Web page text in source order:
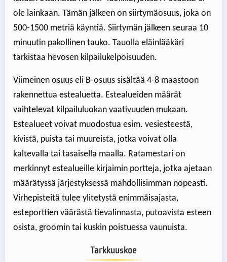
ole lainkaan. Tämän jälkeen on siirtymäosuus, joka on
500-1500 metriä käyntiä. Siirtymän jälkeen seuraa 10
minuutin pakollinen tauko. Tauolla eläinlääkäri
tarkistaa hevosen kilpailukelpoisuuden.
Viimeinen osuus eli B-osuus sisältää 4-8 maastoon
rakennettua estealuetta. Estealueiden määrät
vaihtelevat kilpailuluokan vaativuuden mukaan.
Estealueet voivat muodostua esim. vesiesteestä,
kivistä, puista tai muureista, jotka voivat olla
kaltevalla tai tasaisella maalla. Ratamestari on
merkinnyt estealueille kirjaimin portteja, jotka ajetaan
määrätyssä järjestyksessä mahdollisimman nopeasti.
Virhepisteitä tulee ylitetystä enimmäisajasta,
esteporttien väärästä tievalinnasta, putoavista esteen
osista, groomin tai kuskin poistuessa vaunuista.
Tarkkuuskoe